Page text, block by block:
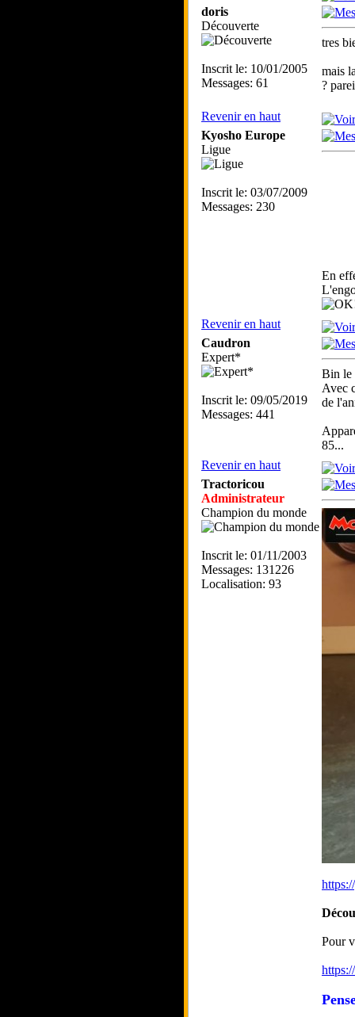
doris
Découverte
Inscrit le: 10/01/2005
Messages: 61
tres
mais
?
Revenir en haut
Kyosho Europe
Ligue
Inscrit le: 03/07/2009
Messages: 230
En
Revenir en haut
Caudron
Expert*
Inscrit le: 09/05/2019
Messages: 441
Bin le
Avec
de
85...
Revenir en haut
Tractoricou
Administrateur
Champion du monde
Inscrit le: 01/11/2003
Messages: 131226
Localisation: 93
Pour